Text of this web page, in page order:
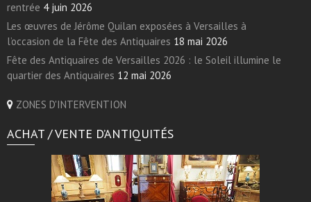
rentrée 4 juin 2026
Les œuvres de Jérôme Quilan exposées à Versailles à
l’occasion de la Fête des Antiquaires 18 mai 2026
Fête des Antiquaires de Versailles 2026 : le Soleil illumine le
quartier des Antiquaires 12 mai 2026
ZONES D'INTERVENTION
ACHAT / VENTE D’ANTIQUITÉS